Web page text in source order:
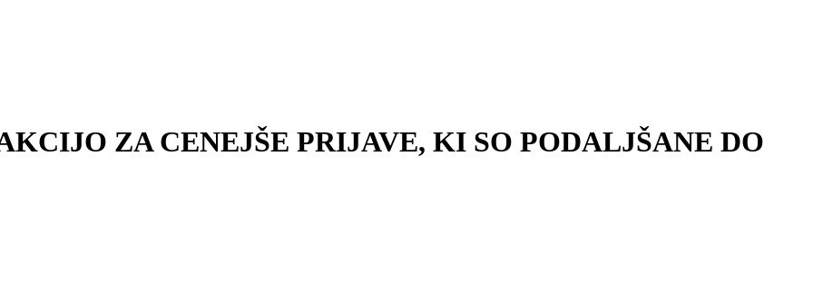
ZA CENEJŠE PRIJAVE, KI SO PODALJŠANE DO